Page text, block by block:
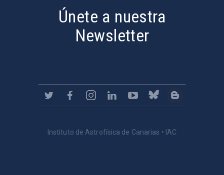
Únete a nuestra
Newsletter
Instituto de Astrofísica de Canarias • IAC